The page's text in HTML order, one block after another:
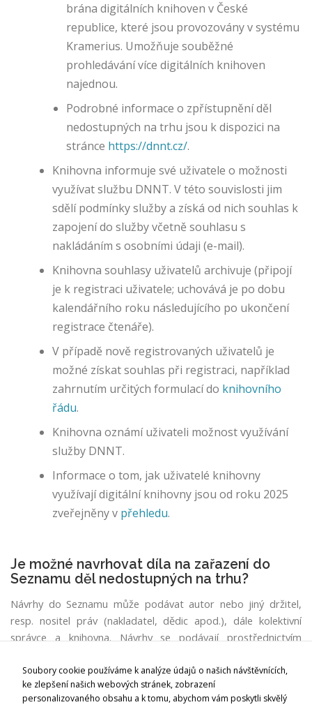
brána digitálních knihoven v České
republice, které jsou provozovány v systému
Kramerius. Umožňuje souběžné
prohledávání více digitálních knihoven
najednou.
Podrobné informace o zpřístupnění děl
nedostupných na trhu jsou k dispozici na
stránce https://dnnt.cz/.
Knihovna informuje své uživatele o možnosti
využívat službu DNNT. V této souvislosti jim
sdělí podmínky služby a získá od nich souhlas k
zapojení do služby včetně souhlasu s
nakládáním s osobními údaji (e-mail).
Knihovna souhlasy uživatelů archivuje (připojí
je k registraci uživatele; uchovává je po dobu
kalendářního roku následujícího po ukončení
registrace čtenáře).
V případě nově registrovaných uživatelů je
možné získat souhlas při registraci, například
zahrnutím určitých formulací do knihovního
řádu.
Knihovna oznámí uživateli možnost využívání
služby DNNT.
Informace o tom, jak uživatelé knihovny
využívají digitální knihovny jsou od roku 2025
zveřejněny v přehledu.
Je možné navrhovat díla na zařazení do
Seznamu děl nedostupných na trhu?
Návrhy do Seznamu může podávat autor nebo jiný držitel,
resp. nositel práv (nakladatel, dědic apod.), dále kolektivní
správce a knihovna. Návrhy se podávají prostřednictvím
Národní knihovna České republiky
Soubory cookie používáme k analýze údajů o našich návštěvnících,
ke zlepšení našich webových stránek, zobrazení
personalizovaného obsahu a k tomu, abychom vám poskytli skvělý
o
ki
e
s
o
ž
uj
í
u
v
at
el
m
p
ři
ů
s
o
si
b
o
ž
b
y
n
m
u.